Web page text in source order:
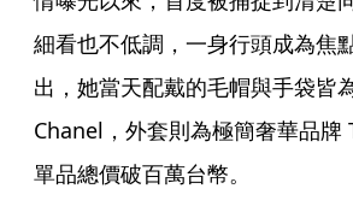
細看也不低調，一身行頭成為焦
出，她當天配戴的毛帽與手袋皆
Chanel，外套則為極簡奢華品牌
單品總價破百萬台幣。